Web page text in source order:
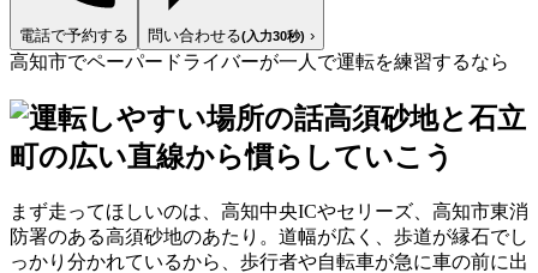
電話で予約する 問い合わせる(入力30秒) ›
高知市でペーパードライバーが一人で運転を練習するなら
高須砂地と石立
町の広い直線から慣らしていこう
まず走ってほしいのは、高知中央ICやセリーズ、高知市東消
防署のある高須砂地のあたり。道幅が広く、歩道が縁石でし
っかり分かれているから、歩行者や自転車が急に車の前に出